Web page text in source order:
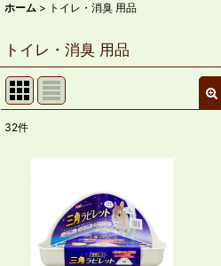
ホーム > トイレ・消臭 用品
トイレ・消臭 用品
在庫あり
32件